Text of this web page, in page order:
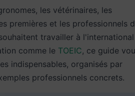
les vétérinaires, les
premières et les professionnels
travailler à
comme le TOEIC, ce guide
indispensables, organisés par
professionnels concrets.